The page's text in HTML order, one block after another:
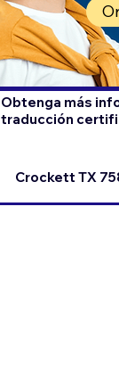
Obtenga más
traducción
Crockett TX